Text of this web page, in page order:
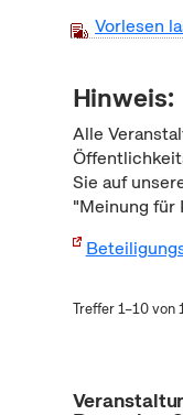
Vorlesen
Hinweis:
Alle
Sie auf
"Meinung für
Treffer 1–10 von